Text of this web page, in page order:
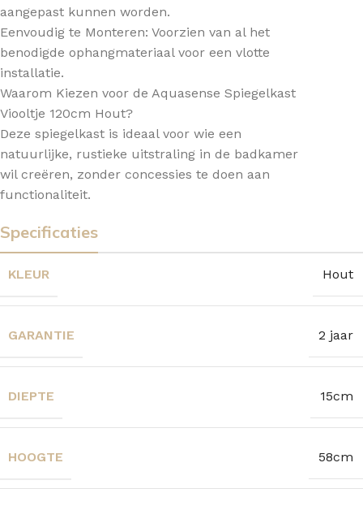
aangepast kunnen worden.
Eenvoudig te Monteren: Voorzien van al het
benodigde ophangmateriaal voor een vlotte
installatie.
Waarom Kiezen voor de Aquasense Spiegelkast
Viooltje 120cm Hout?
Deze spiegelkast is ideaal voor wie een
natuurlijke, rustieke uitstraling in de badkamer
wil creëren, zonder concessies te doen aan
functionaliteit.
Specificaties
KLEUR Hout
GARANTIE 2 jaar
DIEPTE 15cm
HOOGTE 58cm